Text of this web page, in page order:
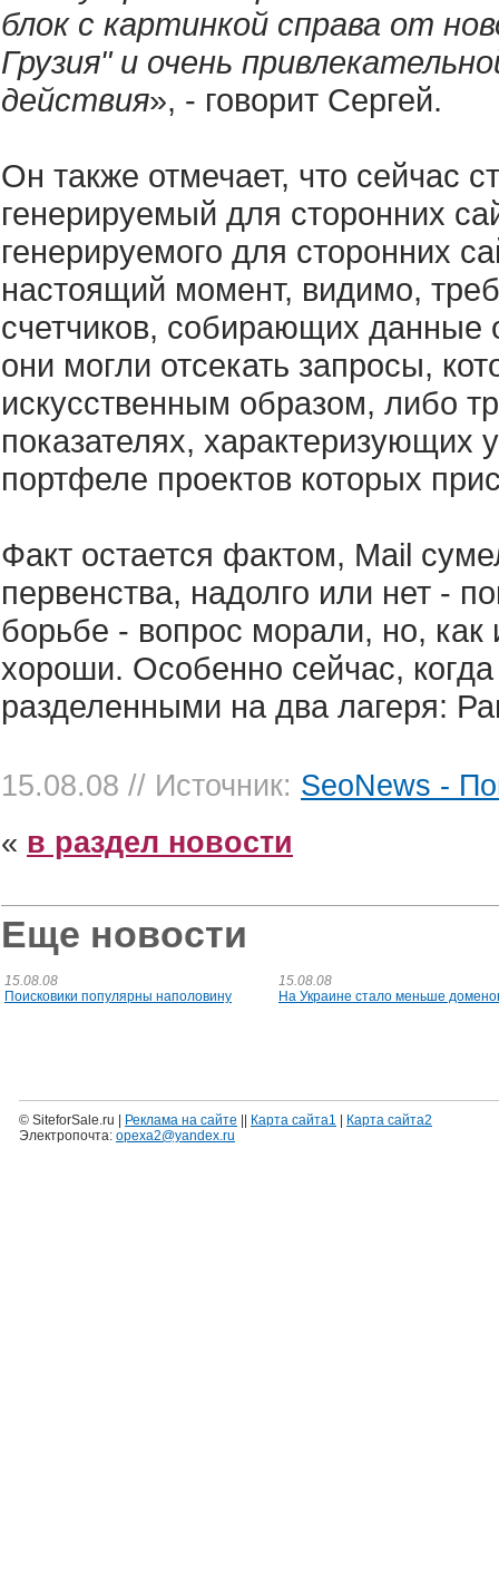
блок с картинкой справа от
Грузия" и очень
действия», - говорит Сергей.
Он также отмечает, что сейчас
генерируемый для сторонних
генерируемого для сторонних
настоящий момент, видимо,
счетчиков, собирающих данные
они могли отсекать запросы,
искусственным образом, либо
показателях, характеризующих
портфеле проектов которых
Факт остается фактом, Mail
первенства, надолго или нет -
борьбе - вопрос морали, но, как
хороши. Особенно сейчас,
разделенными на два лагеря:
15.08.08 // Источник: SeoNews -
« в раздел новости
Еще новости
15.08.08
Поисковики популярны наполовину
15.08.08
На Украине стало меньше
© SiteforSale.ru | Реклама на сайте Карта сайта1
Карта сайта2
Электропочта: opexa2@yandex.ru